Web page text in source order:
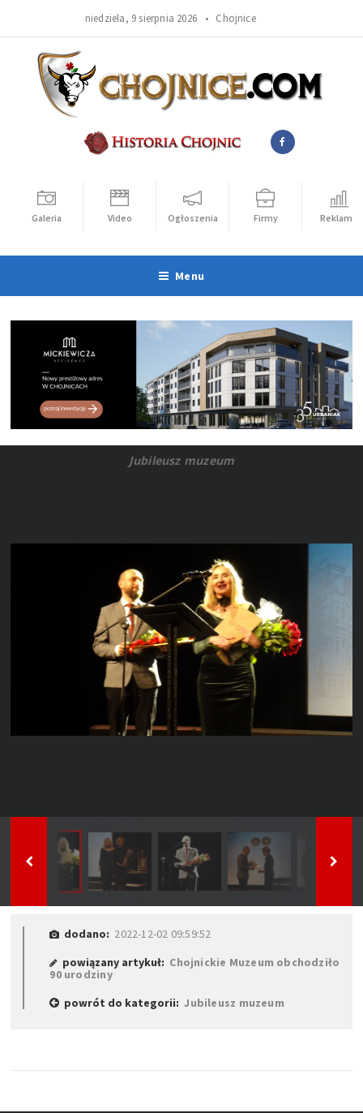
niedziela, 9 sierpnia 2026 • Chojnice
Galeria Video Ogłoszenia Firmy Reklama
Menu
Jubileusz muzeum
dodano: 2022-12-02 09:59:52
powiązany artykuł: Chojnickie Muzeum obchodziło
90 urodziny
powrót do kategorii:Jubileusz muzeum